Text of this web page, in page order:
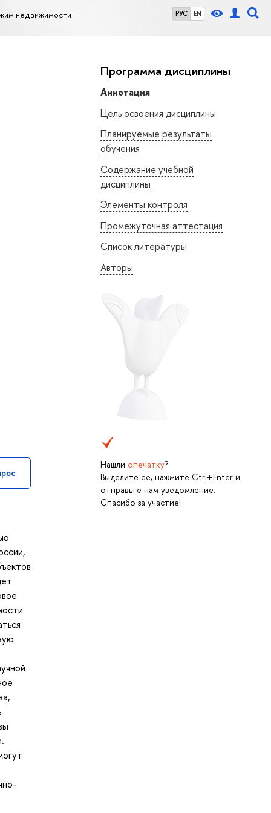
РУС EN
недвижимости
Программа дисциплины
Аннотация
Цель освоения дисциплины
Планируемые результаты
обучения
Содержание учебной
дисциплины
Элементы контроля
Промежуточная аттестация
Список литературы
Авторы
Нашли опечатку?
Выделите её, нажмите Ctrl+Enter и
отправьте нам уведомление.
Спасибо за участие!